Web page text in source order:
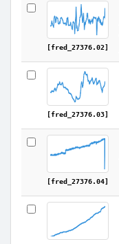
[fred_27376.02]
[fred_27376.03]
[fred_27376.04]